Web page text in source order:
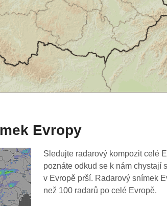
Evropy
Sledujte radarový kompozit celé
poznáte odkud se k nám chystají
v Evropě prší. Radarový snímek
než 100 radarů po celé Evropě.